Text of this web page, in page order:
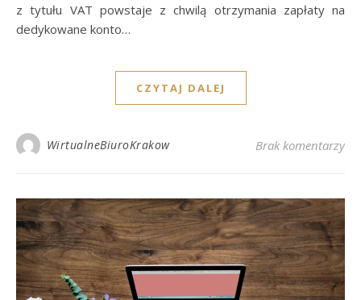
z tytułu VAT powstaje z chwilą otrzymania zapłaty na
dedykowane konto…
CZYTAJ DALEJ
WirtualneBiuroKrakow Brak komentarzy